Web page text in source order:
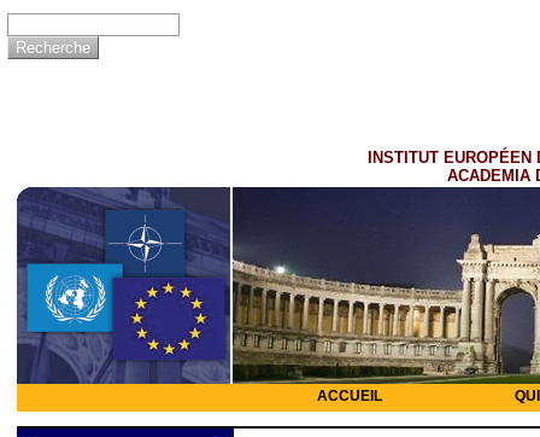
INSTITUT EUROPÉEN
ACADEMIA
ACCUEIL